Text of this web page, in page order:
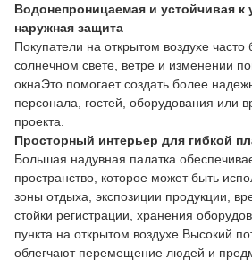
Водонепроницаемая и устойчивая к
наружная защита
Покупатели на открытом воздухе часто
солнечном свете, ветре и изменении
окнаЭто помогает создать более
персонала, гостей, оборудования или
проекта.
Просторный интерьер для гибкой
Большая надувная палатка
пространство, которое может быть
зоны отдыха, экспозиции продукции,
стойки регистрации, хранения
пункта на открытом воздухе.Высокий
облегчают перемещение людей и